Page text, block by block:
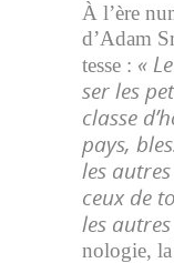
À l’ère
d’Adam
tesse : «
ser les
classe
pays,
les
ceux de
les
no­lo­gie,